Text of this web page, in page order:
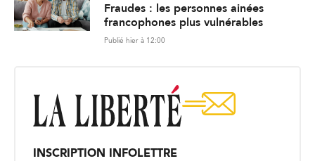
Fraudes : les personnes ainées
francophones plus vulnérables
Publié hier à 12:00
INSCRIPTION INFOLETTRE